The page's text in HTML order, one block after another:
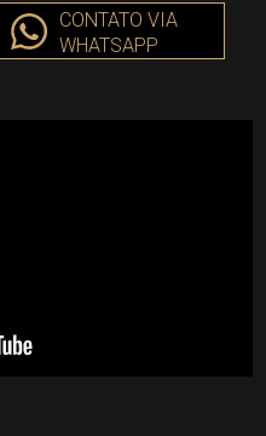
CONTATO VIA
WHATSAPP